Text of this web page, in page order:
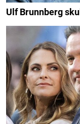
Ulf Brunnberg